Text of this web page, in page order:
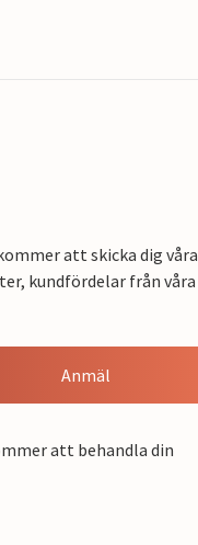
att skicka dig våra
kundfördelar från våra
Anmäl
att behandla din